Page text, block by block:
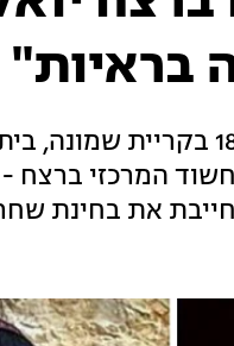
בראיות"
חמישה חודשים לאחר רצח הנער בן
את בחינת